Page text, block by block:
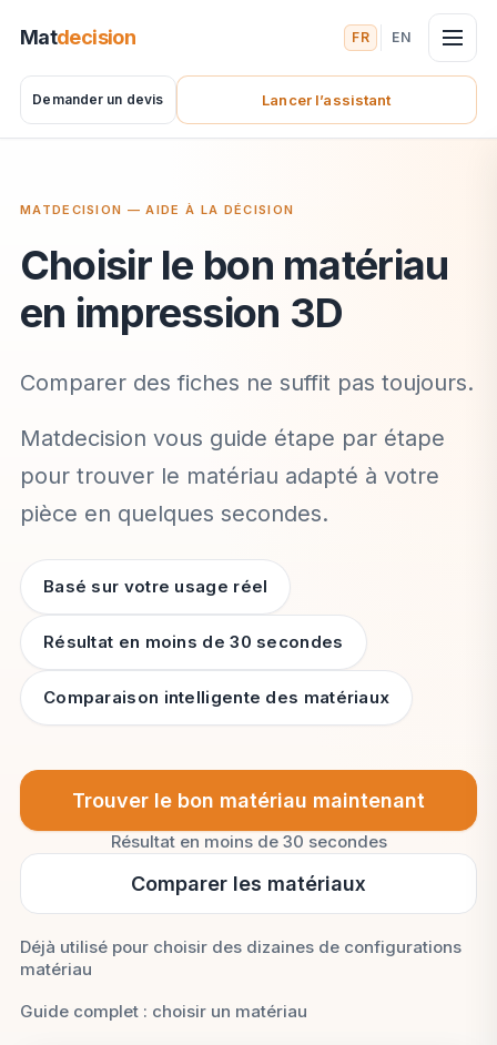
Matdecision FR EN
Demander un devis
(nouvel onglet) Lancer l’assistant
MATDECISION — AIDE À LA DÉCISION
Choisir le bon matériau
en impression 3D
Comparer des fiches ne suffit pas toujours.
Matdecision vous guide étape par étape
pour trouver le matériau adapté à votre
pièce en quelques secondes.
Basé sur votre usage réel
Résultat en moins de 30 secondes
Comparaison intelligente des matériaux
Trouver le bon matériau maintenant
Résultat en moins de 30 secondes
Comparer les matériaux
Déjà utilisé pour choisir des dizaines de configurations
matériau
Guide complet : choisir un matériau